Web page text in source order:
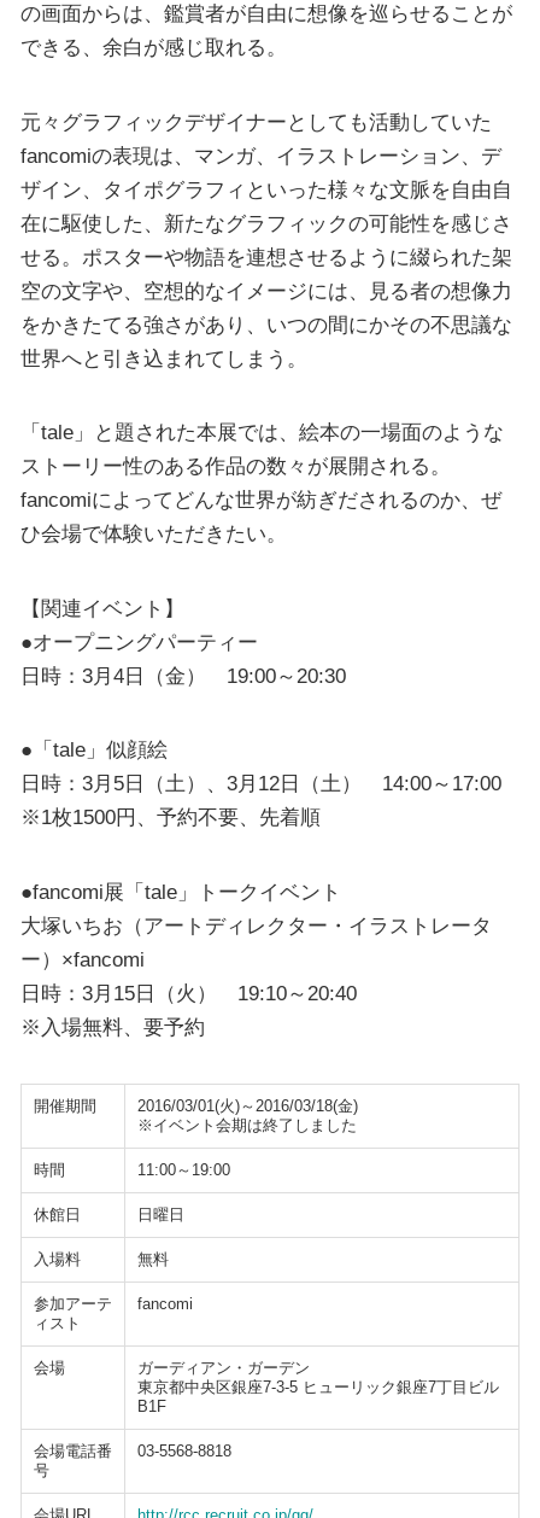
の画面からは、鑑賞者が自由に想像を巡らせることが
できる、余白が感じ取れる。
元々グラフィックデザイナーとしても活動していた
fancomiの表現は、マンガ、イラストレーション、デ
ザイン、タイポグラフィといった様々な文脈を自由自
在に駆使した、新たなグラフィックの可能性を感じさ
せる。ポスターや物語を連想させるように綴られた架
空の文字や、空想的なイメージには、見る者の想像力
をかきたてる強さがあり、いつの間にかその不思議な
世界へと引き込まれてしまう。
「tale」と題された本展では、絵本の一場面のような
ストーリー性のある作品の数々が展開される。
fancomiによってどんな世界が紡ぎだされるのか、ぜ
ひ会場で体験いただきたい。
【関連イベント】
●オープニングパーティー
日時：3月4日（金） 19:00～20:30
●「tale」似顔絵
日時：3月5日（土）、3月12日（土） 14:00～17:00
※1枚1500円、予約不要、先着順
●fancomi展「tale」トークイベント
大塚いちお（アートディレクター・イラストレータ
ー）×fancomi
日時：3月15日（火） 19:10～20:40
※入場無料、要予約
開催期間
2016/03/01(火)～2016/03/18(金)
※イベント会期は終了しました
時間 11:00～19:00
休館日 日曜日
入場料 無料
参加アーテ
ィスト
fancomi
会場
ガーディアン・ガーデン
東京都中央区銀座7-3-5 ヒューリック銀座7丁目ビル
B1F
会場電話番
号
03-5568-8818